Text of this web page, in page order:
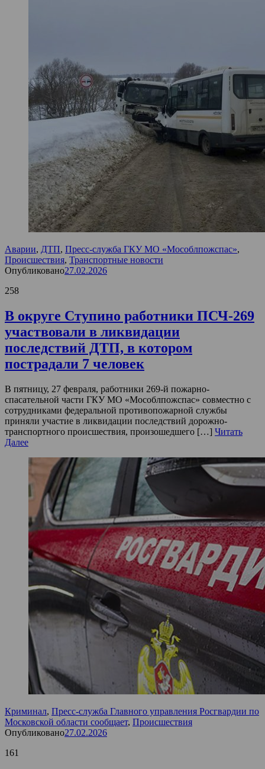
Аварии, ДТП, Пресс-служба ГКУ МО «Мособлпожспас»,
Происшествия, Транспортные новости
Опубликовано27.02.2026
258
В округе Ступино работники ПСЧ-269
участвовали в ликвидации
последствий ДТП, в котором
пострадали 7 человек
В пятницу, 27 февраля, работники 269-й пожарно-
спасательной части ГКУ МО «Мособлпожспас» совместно с
сотрудниками федеральной противопожарной службы
приняли участие в ликвидации последствий дорожно-
транспортного происшествия, произошедшего […] Читать
Далее
Криминал, Пресс-служба Главного управления Росгвардии по
Московской области сообщает, Происшествия
Опубликовано27.02.2026
161